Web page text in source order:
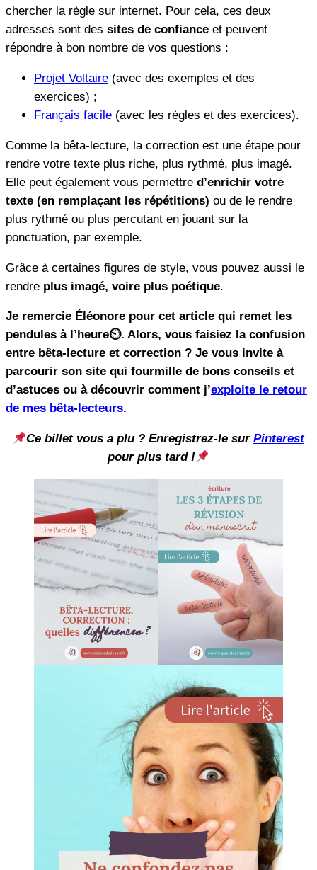
chercher la règle sur internet. Pour cela, ces deux
adresses sont des sites de confiance et peuvent
répondre à bon nombre de vos questions :
Projet Voltaire (avec des exemples et des
exercices) ;
Français facile (avec les règles et des exercices).
Comme la bêta-lecture, la correction est une étape pour
rendre votre texte plus riche, plus rythmé, plus imagé.
Elle peut également vous permettre d’enrichir votre
texte (en remplaçant les répétitions) ou de le rendre
plus rythmé ou plus percutant en jouant sur la
ponctuation, par exemple.
Grâce à certaines figures de style, vous pouvez aussi le
rendre plus imagé, voire plus poétique.
Je remercie Éléonore pour cet article qui remet les
pendules à l’heure⏲. Alors, vous faisiez la confusion
entre bêta-lecture et correction ? Je vous invite à
parcourir son site qui fourmille de bons conseils et
d’astuces ou à découvrir comment j’exploite le retour
de mes bêta-lecteurs.
Ce billet vous a plu ? Enregistrez-le surPinterest
pour plus tard !